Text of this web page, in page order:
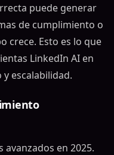
puede generar
de cumplimiento o
crece. Esto es lo que
LinkedIn AI en
escalabilidad.
en 2025.